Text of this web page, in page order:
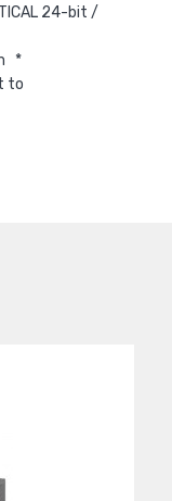
24-bit /
*
to